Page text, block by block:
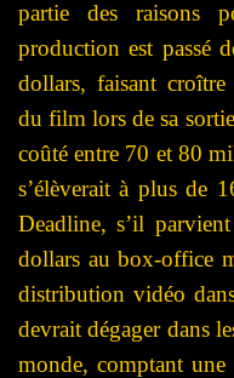
partie des raisons
production est passé
dollars, faisant
du film lors de sa
coûté entre 70 et 80
s’élèverait à plus de
Deadline, s’il
dollars au box-office
distribution vidéo
devrait dégager dans
monde, comptant